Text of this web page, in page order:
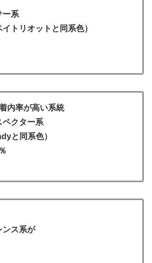
ー系
イトリオットと同系色）
内率が高い系統
ペクター系
と同系色）
ンス系が